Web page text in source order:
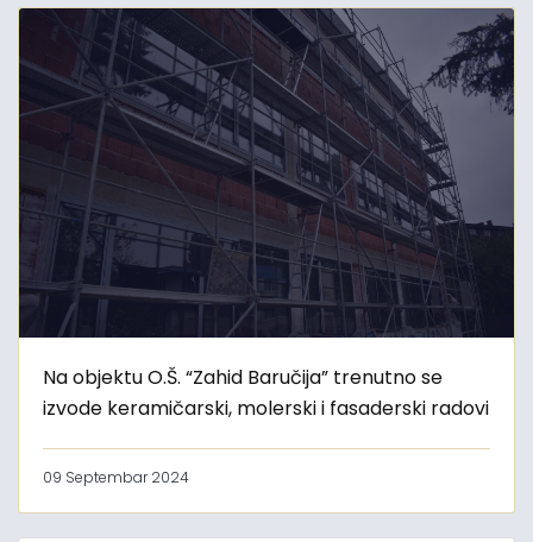
Na objektu O.Š. “Zahid Baručija” trenutno se
izvode keramičarski, molerski i fasaderski radovi
09 Septembar 2024